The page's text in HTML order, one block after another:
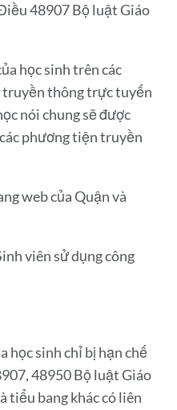
48907 Bộ luật Giáo
học sinh trên các
thông trực tuyến
nói chung sẽ được
phương tiện truyền
web của Quận và
viên sử dụng công
học sinh chỉ bị hạn chế
48950 Bộ luật Giáo
tiểu bang khác có liên